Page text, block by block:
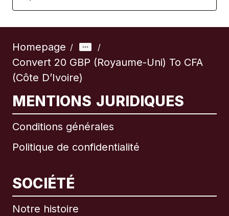
Homepage / /
Convert 20 GBP (Royaume-Uni) To CFA
(Côte D’Ivoire)
MENTIONS JURIDIQUES
Conditions générales
Politique de confidentialité
SOCIÉTÉ
Notre histoire